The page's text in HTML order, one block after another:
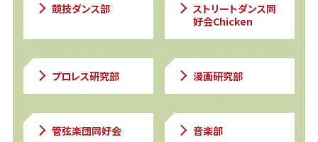
競技ダンス部
ストリートダンス同
好会Chicken
プロレス研究部 漫画研究部
管弦楽団同好会 音楽部